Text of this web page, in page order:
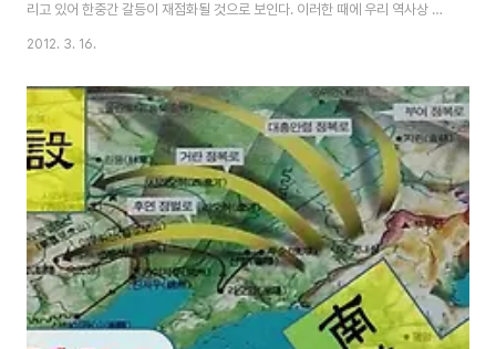
리고 있어 한중간 갈등이 재점화될 것으로 보인다. 이러한 때에 우리 역사상 가
장 큰 영토와 강력한 국력을 자랑하던 광개토태왕 시기의 국가 경영이 큰 주목
전략의 핵심은 무엇이었을까? 이 점을 알기 위해서는 우선 태왕이 태어나 활동
하던 시기에 대해 알아 볼 필요가 있다. 광개토태왕은 서기 374년 출생하여
392년 5월 고구려의 제19대 국왕으로 즉위한다. 즉위 시 그의 나이는 불과
18세로 소년왕이었다. 왕제(王弟) 시절에는 군중(軍中)의 한 장수에 불과했
으나, 태왕이 왕이 된 배경은..
2012. 3. 16.